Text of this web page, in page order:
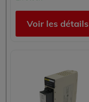
Voir les détails